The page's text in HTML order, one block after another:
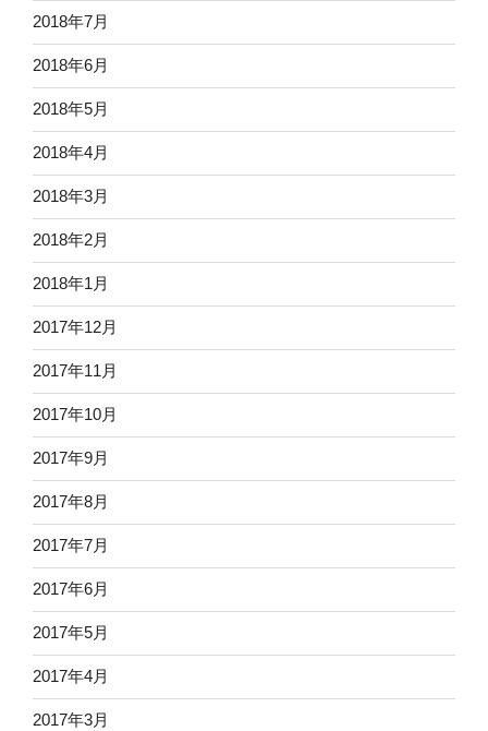
2018年7月
2018年6月
2018年5月
2018年4月
2018年3月
2018年2月
2018年1月
2017年12月
2017年11月
2017年10月
2017年9月
2017年8月
2017年7月
2017年6月
2017年5月
2017年4月
2017年3月